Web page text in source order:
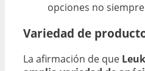
opciones no
Variedad de
La afirmación de que